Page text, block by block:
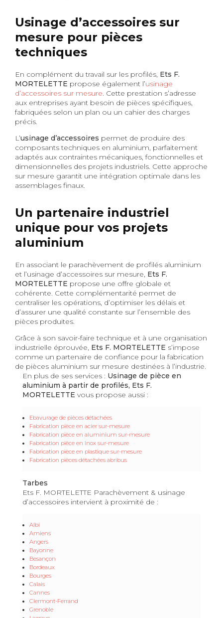
Usinage d’accessoires sur
mesure pour pièces
techniques
En complément du travail sur les profilés, Ets F.
MORTELETTE propose également l’usinage
d’accessoires sur mesure. Cette prestation s’adresse
aux entreprises ayant besoin de pièces spécifiques,
fabriquées selon un plan ou un cahier des charges
précis.
L’usinage d’accessoires permet de produire des
composants techniques en aluminium, parfaitement
adaptés aux contraintes mécaniques, fonctionnelles et
dimensionnelles des projets industriels. Cette approche
sur mesure garantit une intégration optimale dans les
assemblages finaux.
Un partenaire industriel
unique pour vos projets
aluminium
En associant le parachèvement de profilés aluminium
et l’usinage d’accessoires sur mesure, Ets F.
MORTELETTE propose une offre globale et
cohérente. Cette complémentarité permet de
centraliser les opérations, d’optimiser les délais et
d’assurer une qualité constante sur l’ensemble des
pièces produites.
Grâce à son savoir-faire technique et à une organisation
industrielle éprouvée, Ets F. MORTELETTE s’impose
comme un partenaire de confiance pour la fabrication
de pièces aluminium sur mesure destinées à l’industrie.
En plus de ses services : Usinage de pièce en
aluminium à partir de profilés, Ets F.
MORTELETTE vous propose aussi :
Ebavurage de pièces détachées
Fabrication pièce en acier sur-mesure
Fabrication pièce en aluminium sur-mesure
Fabrication pièce en inox sur-mesure
Fabrication pièce en plastique sur-mesure
Fabrication pièces détachées abribus
Tarbes
Ets F. MORTELETTE Parachèvement & usinage
d’accessoires intervient à proximité de :
Albi
Amiens
Angers
Bayonne
Besançon
Bordeaux
Bourges
Calais
Cannes
Clermont-Ferrand
Grenoble